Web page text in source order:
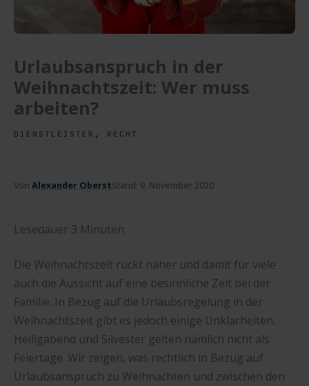
Urlaubsanspruch in der
Weihnachtszeit: Wer muss
arbeiten?
DIENSTLEISTER , RECHT
Von Alexander OberstStand: 9. November 2020
Lesedauer 3 Minuten
Die Weihnachtszeit rückt näher und damit für viele
auch die Aussicht auf eine besinnliche Zeit bei der
Familie. In Bezug auf die Urlaubsregelung in der
Weihnachtszeit gibt es jedoch einige Unklarheiten.
Heiligabend und Silvester gelten nämlich nicht als
Feiertage. Wir zeigen, was rechtlich in Bezug auf
Urlaubsanspruch zu Weihnachten und zwischen den